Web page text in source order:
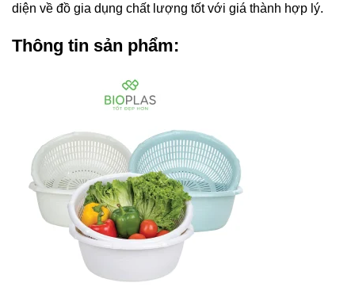
diện về đồ gia dụng chất lượng tốt với giá thành hợp lý.
Thông tin sản phẩm: